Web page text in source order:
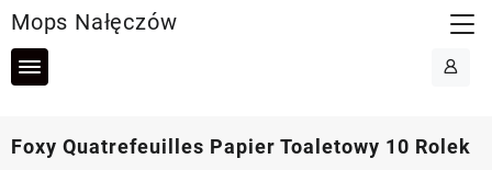
to
content
Mops Nałęczów
Foxy Quatrefeuilles Papier Toaletowy 10 Rolek